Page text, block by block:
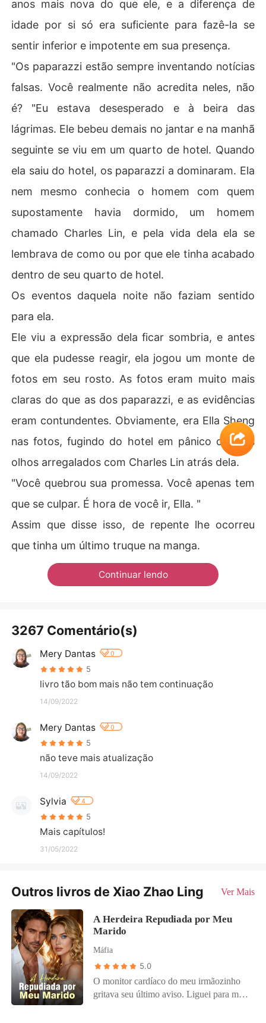
anos mais nova do que ele, e a diferença de
idade por si só era suficiente para fazê-la se
sentir inferior e impotente em sua presença.
"Os paparazzi estão sempre inventando notícias
falsas. Você realmente não acredita neles, não
é? "Eu estava desesperado e à beira das
lágrimas. Ele bebeu demais no jantar e na manhã
seguinte se viu em um quarto de hotel. Quando
ela saiu do hotel, os paparazzi a dominaram. Ela
nem mesmo conhecia o homem com quem
supostamente havia dormido, um homem
chamado Charles Lin, e pela vida dela ela se
lembrava de como ou por que ele tinha acabado
dentro de seu quarto de hotel.
Os eventos daquela noite não faziam sentido
para ela.
Ele viu a expressão dela ficar sombria, e antes
que ela pudesse reagir, ela jogou um monte de
fotos em seu rosto. As fotos eram muito mais
claras do que as dos paparazzi, e as evidências
eram contundentes. Obviamente, era Ella Sheng
nas fotos, fugindo do hotel em pânico com os
olhos arregalados com Charles Lin atrás dela.
"Você quebrou sua promessa. Você apenas tem
que se culpar. É hora de você ir, Ella. "
Assim que disse isso, de repente lhe ocorreu
que tinha um último truque na manga.
Continuar lendo
3267 Comentário(s)
Mery Dantas 0
5
livro tão bom mais não tem continuação
14/09/2022
Mery Dantas 0
5
não teve mais atualização
14/09/2022
Sylvia 4
5
Mais capítulos!
31/05/2022
Outros livros de Xiao Zhao Ling Ver Mais
A Herdeira Repudiada por Meu
Marido
Máfia
5.0
O monitor cardíaco do meu irmãozinho
gritava seu último aviso. Liguei para meu